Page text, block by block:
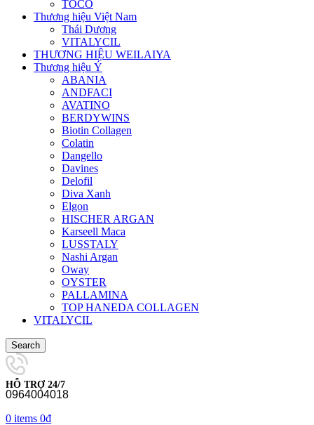
TOCO
Thương hiệu Việt Nam
Thái Dương
VITALYCIL
THƯƠNG HIỆU WEILAIYA
Thương hiệu Ý
ABANIA
ANDFACI
AVATINO
BERDYWINS
Biotin Collagen
Colatin
Dangello
Davines
Delofil
Diva Xanh
Elgon
HISCHER ARGAN
Karseell Maca
LUSSTALY
Nashi Argan
Oway
OYSTER
PALLAMINA
TOP HANEDA COLLAGEN
VITALYCIL
Search
HỖ TRỢ 24/7
0964004018
0 items 0₫